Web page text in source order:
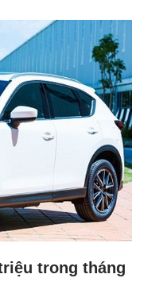
trong tháng